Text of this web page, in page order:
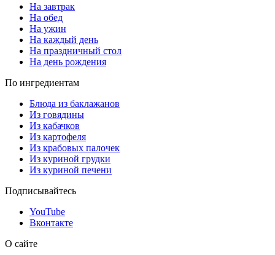
На завтрак
На обед
На ужин
На каждый день
На праздничный стол
На день рождения
По ингредиентам
Блюда из баклажанов
Из говядины
Из кабачков
Из картофеля
Из крабовых палочек
Из куриной грудки
Из куриной печени
Подписывайтесь
YouTube
Вконтакте
О сайте